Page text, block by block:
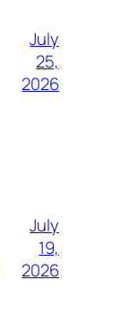
July
25,
2026
July
19,
2026